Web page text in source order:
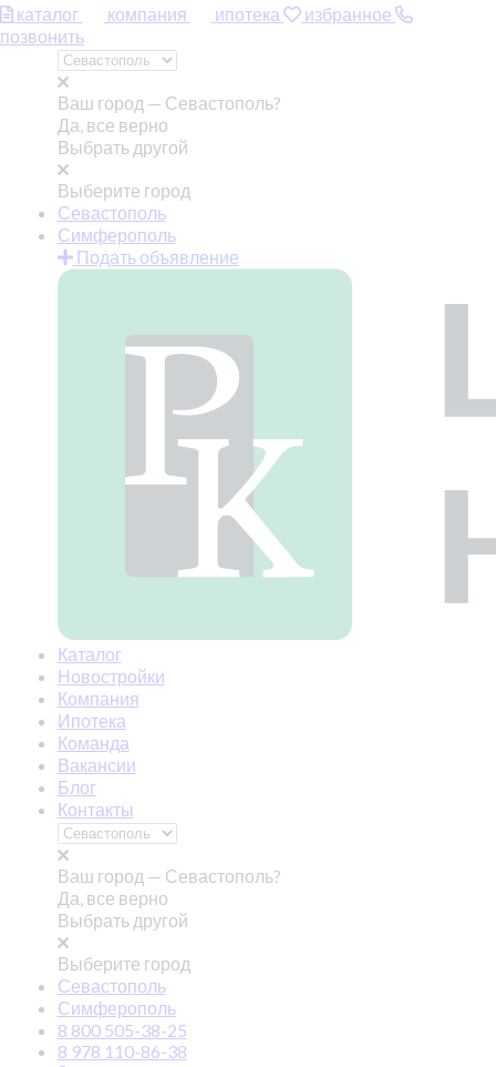
каталог компания ипотека
избранное
позвонить
Ваш город — Севастополь?
Да, все верно
Выбрать другой
Выберите город
Севастополь
Симферополь
Подать объявление
Каталог
Новостройки
Компания
Ипотека
Команда
Вакансии
Блог
Контакты
Ваш город — Севастополь?
Да, все верно
Выбрать другой
Выберите город
Севастополь
Симферополь
8 800 505-38-25
8 978 110-86-38